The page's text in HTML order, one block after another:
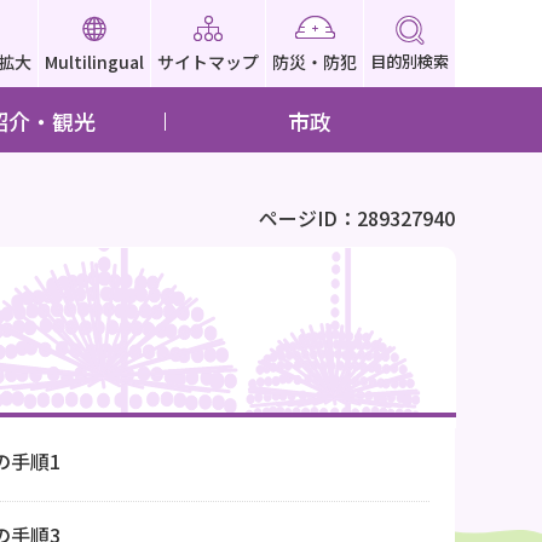
大 Multilingual サイトマップ 防災・防犯 目的別検索
介・観光 市政
ページID：289327940
手順1
手順3